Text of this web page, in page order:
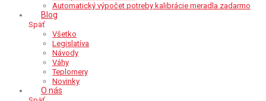
Automatický výpočet potreby kalibrácie meradla zadarmo
Blog
Späť
Všetko
Legislatíva
Návody
Váhy
Teplomery
Novinky
O nás